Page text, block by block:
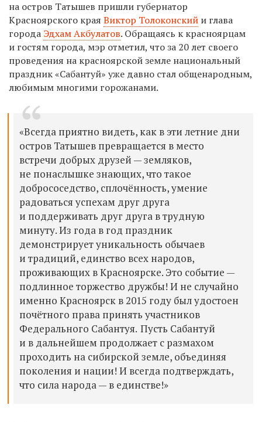
на остров Татышев пришли губернатор
Красноярского края Виктор Толоконский и глава
города Эдхам Акбулатов. Обращаясь к красноярцам
и гостям города, мэр отметил, что за 20 лет своего
проведения на красноярской земле национальный
праздник «Сабантуй» уже давно стал общенародным,
любимым многими горожанами.
«Всегда приятно видеть, как в эти летние дни
остров Татышев превращается в место
встречи добрых друзей — земляков,
не понаслышке знающих, что такое
добрососедство, сплочённость, умение
радоваться успехам друг друга
и поддерживать друг друга в трудную
минуту. Из года в год праздник
демонстрирует уникальность обычаев
и традиций, единство всех народов,
проживающих в Красноярске. Это событие —
подлинное торжество дружбы! И не случайно
именно Красноярск в 2015 году был удостоен
почётного права принять участников
Федерального Сабантуя. Пусть Сабантуй
и в дальнейшем продолжает с размахом
проходить на сибирской земле, объединяя
поколения и нации! И всегда подтверждать,
что сила народа — в единстве!»